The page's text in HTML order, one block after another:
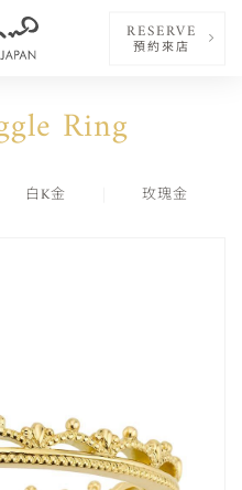
RESERVE
預約來店
Ring
白K金 玫瑰金